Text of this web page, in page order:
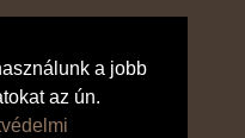
a jobb
az ún.